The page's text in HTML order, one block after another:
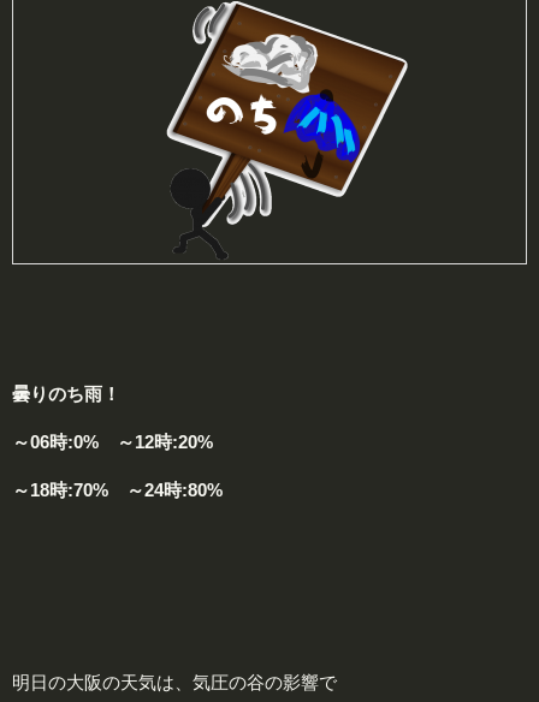
曇りのち雨！
～06時:0% ～12時:20%
～18時:70% ～24時:80%
明日の大阪の天気は、気圧の谷の影響で